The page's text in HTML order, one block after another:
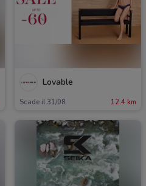
Lovable
Scade il 31/08 12.4 km